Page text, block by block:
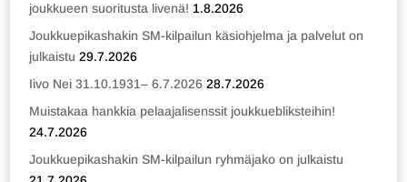
joukkueen suoritusta livenä! 1.8.2026
Joukkuepikashakin SM-kilpailun käsiohjelma ja palvelut on
julkaistu 29.7.2026
Iivo Nei 31.10.1931– 6.7.2026 28.7.2026
Muistakaa hankkia pelaajalisenssit joukkuebliksteihin!
24.7.2026
Joukkuepikashakin SM-kilpailun ryhmäjako on julkaistu